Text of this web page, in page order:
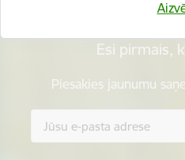
Esi pirmais,
Piesakies jaunumu